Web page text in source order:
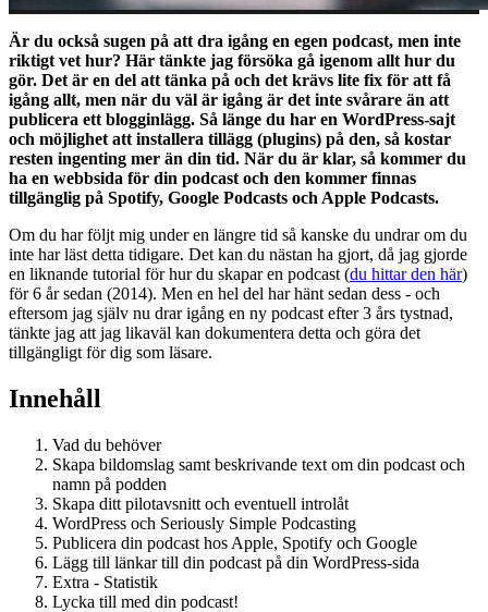
Är du också sugen på att dra igång en egen podcast, men inte
riktigt vet hur? Här tänkte jag försöka gå igenom allt hur du
gör. Det är en del att tänka på och det krävs lite fix för att få
igång allt, men när du väl är igång är det inte svårare än att
publicera ett blogginlägg. Så länge du har en WordPress-sajt
och möjlighet att installera tillägg (plugins) på den, så kostar
resten ingenting mer än din tid. När du är klar, så kommer du
ha en webbsida för din podcast och den kommer finnas
tillgänglig på Spotify, Google Podcasts och Apple Podcasts.
Om du har följt mig under en längre tid så kanske du undrar om du
inte har läst detta tidigare. Det kan du nästan ha gjort, då jag gjorde
en liknande tutorial för hur du skapar en podcast (du hittar den här)
för 6 år sedan (2014). Men en hel del har hänt sedan dess - och
eftersom jag själv nu drar igång en ny podcast efter 3 års tystnad,
tänkte jag att jag likaväl kan dokumentera detta och göra det
tillgängligt för dig som läsare.
Innehåll
Vad du behöver
Skapa bildomslag samt beskrivande text om din podcast och
namn på podden
Skapa ditt pilotavsnitt och eventuell introlåt
WordPress och Seriously Simple Podcasting
Publicera din podcast hos Apple, Spotify och Google
Lägg till länkar till din podcast på din WordPress-sida
Extra - Statistik
Lycka till med din podcast!